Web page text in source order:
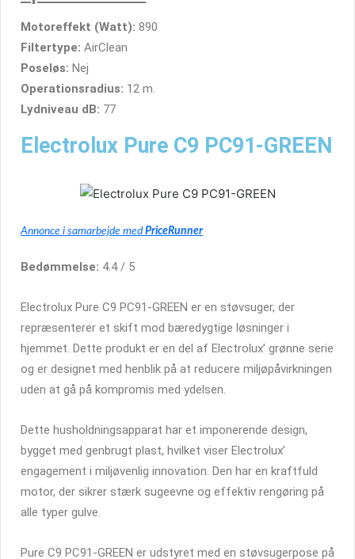
Motoreffekt (Watt): 890
Filtertype: AirClean
Poseløs: Nej
Operationsradius: 12 m.
Lydniveau dB: 77
Electrolux Pure C9 PC91-GREEN
Annonce i samarbejde med PriceRunner
Bedømmelse: 4.4 / 5
Electrolux Pure C9 PC91-GREEN er en støvsuger, der
repræsenterer et skift mod bæredygtige løsninger i
hjemmet. Dette produkt er en del af Electrolux’ grønne serie
og er designet med henblik på at reducere miljøpåvirkningen
uden at gå på kompromis med ydelsen.
Dette husholdningsapparat har et imponerende design,
bygget med genbrugt plast, hvilket viser Electrolux’
engagement i miljøvenlig innovation. Den har en kraftfuld
motor, der sikrer stærk sugeevne og effektiv rengøring på
alle typer gulve.
Pure C9 PC91-GREEN er udstyret med en støvsugerpose på